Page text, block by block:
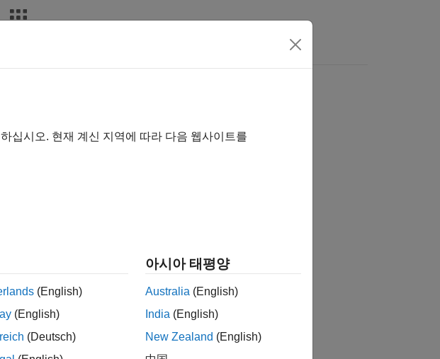
십시오. 현재 계신 지역에 따라 다음 웹사이트를
(English)
(English)
(Deutsch)
아시아 태평양
Australia (English)
India (English)
New Zealand (English)